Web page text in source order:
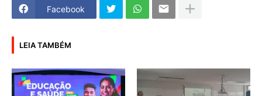
Facebook
LEIA TAMBÉM